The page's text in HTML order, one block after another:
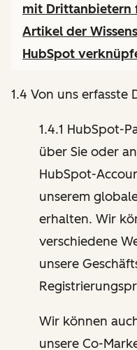
mit Drittanbietern
Artikel der
HubSpot
1.4 Von uns erfasste
1.4.1 HubSpot-
über Sie oder
HubSpot-
unserem
erhalten. Wir
verschiedene
unsere
Wir können
unsere Co-